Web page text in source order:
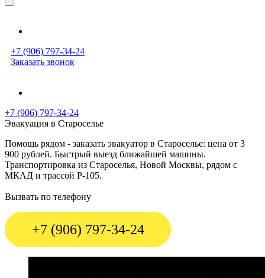
+7 (906) 797-34-24
Заказать звонок
+7 (906) 797-34-24
Эвакуация в Староселье
Помощь рядом - заказать эвакуатор в Староселье: цена от 3
900 рублей. Быстрый выезд ближайшей машины.
Транспортировка из Староселья, Новой Москвы, рядом с
МКАД и трассой Р-105.
Вызвать по телефону
+7 (906) 797-34-24